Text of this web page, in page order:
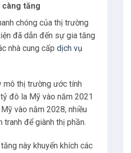
càng tăng
chóng của thị trường
đã dẫn đến sự gia tăng
nhà cung cấp dịch vụ
mô thị trường ước tính
đô la Mỹ vào năm 2021
vào năm 2028, nhiều
tranh để giành thị phần.
này khuyến khích các